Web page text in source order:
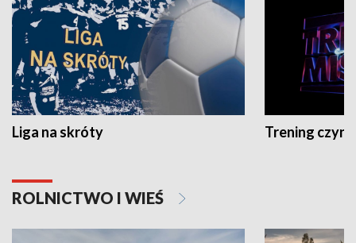
Liga na skróty Trening czyni
ROLNICTWO I WIEŚ